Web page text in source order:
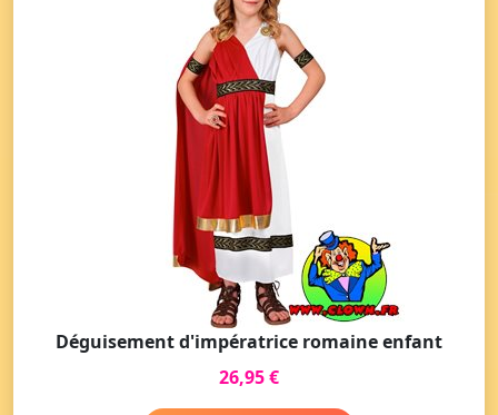
Déguisement d'impératrice romaine enfant
26,95 €